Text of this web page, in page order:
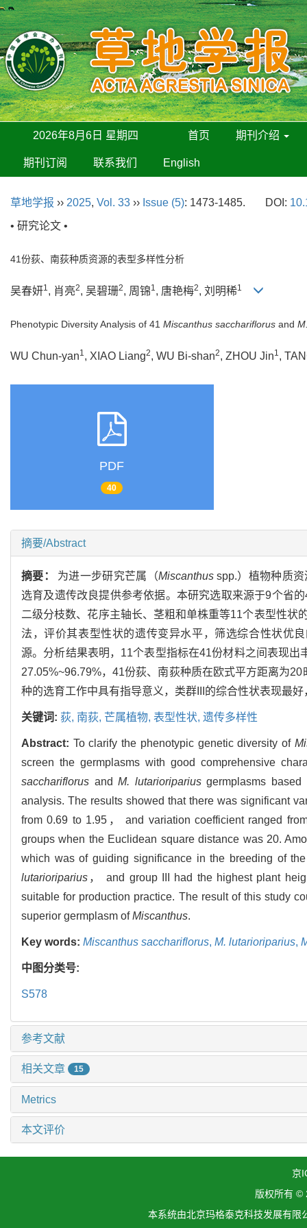
2026年8月6日 星期四 首页 期刊介绍
期刊订阅 联系我们 English
草地学报 ›› 2025, Vol. 33 ›› Issue (5): 1473-1485. DOI:
• 研究论文 •
41份荻、南荻种质资源的表型多样性分析
吴春妍1, 肖亮2, 吴碧珊2, 周锦1, 唐艳梅2, 刘明稀1
Phenotypic Diversity Analysis of 41 Miscanthus sacchariflorus and
WU Chun-yan1, XIAO Liang2, WU Bi-shan2, ZHOU Jin1,
PDF
40
摘要/Abstract
摘要： 为进一步研究芒属（Miscanthusspp.）植物种质资
选育及遗传改良提供参考依据。本研究选取来源于9个省
二级分枝数、花序主轴长、茎粗和单株重等11个表型性状
法，评价其表型性状的遗传变异水平，筛选综合性状优
源。分析结果表明，11个表型指标在41份材料之间表现
27.05%~96.79%，41份荻、南荻种质在欧式平方距离为
种的选育工作中具有指导意义，类群III的综合性状表现最
关键词: 荻, 南荻, 芒属植物, 表型性状, 遗传多样性
Abstract: To clarify the phenotypic genetic diversity of
screen the germplasms with good comprehensive
sacchariflorus andM. lutarioripariusgermplasms based
analysis. The results showed that there was significant
from 0.69 to 1.95， and variation coefficient ranged
groups when the Euclidean square distance was 20.
which was of guiding significance in the breeding of
lutarioriparius ， and group III had the highest plant
suitable for production practice. The result of this study
superior germplasm ofMiscanthus.
Key words: Miscanthus sacchariflorus, M. lutarioriparius,
中图分类号:
S578
参考文献
相关文章 15
Metrics
本文评价
京
版权所有 ©
本系统由北京玛格泰克科技发展有